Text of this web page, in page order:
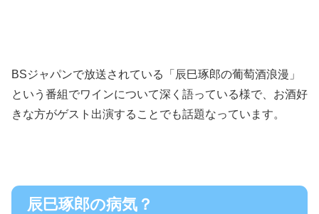
BSジャパンで放送されている「辰巳琢郎の葡萄酒浪漫」
という番組でワインについて深く語っている様で、お酒好
きな方がゲスト出演することでも話題なっています。
辰巳琢郎の病気？